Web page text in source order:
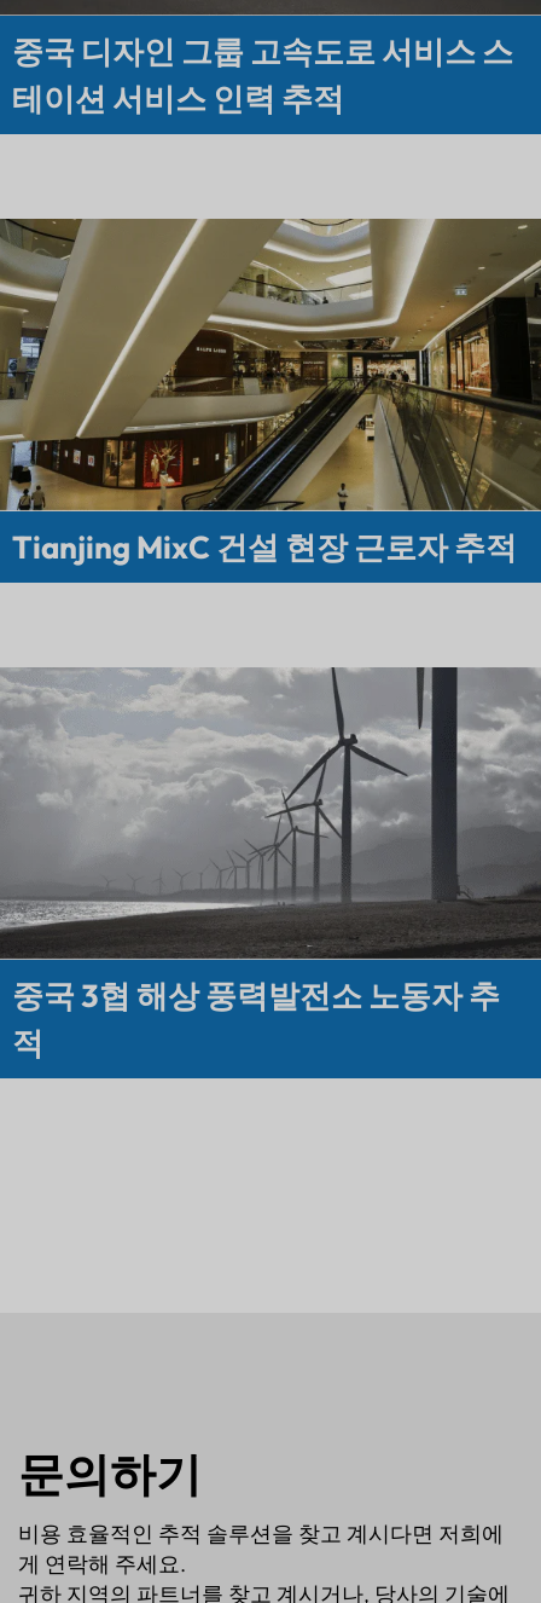
중국 디자인 그룹 고속도로 서비스 스
테이션 서비스 인력 추적
Tianjing MixC 건설 현장 근로자 추적
중국 3협 해상 풍력발전소 노동자 추
적
문의하기
비용 효율적인 추적 솔루션을 찾고 계시다면 저희에
게 연락해 주세요.
귀하 지역의 파트너를 찾고 계시거나, 당사의 기술에